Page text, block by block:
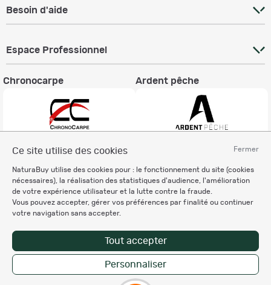
Fermer
Ce site utilise des cookies
NaturaBuy utilise des cookies pour : le fonctionnement du site (cookies
nécessaires), la réalisation des statistiques d'audience, l'amélioration
de votre expérience utilisateur et la lutte contre la fraude.
Vous pouvez accepter, gérer vos préférences par finalité ou continuer
votre navigation sans accepter.
Tout accepter
Personnaliser
Besoin d'aide
Espace Professionnel
Chronocarpe Ardent pêche
Charte éthique
Mentions légales
Règlement & Conditions d'utilisation
Politique de protection
des données personnelles
Personnalisation des cookies
Copyright © 2007-2026 NaturaBuy. Tous droits réservés. N°CNIL: 1239459.